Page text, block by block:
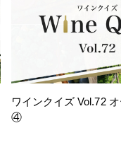
ワインクイズ Vol.72
④